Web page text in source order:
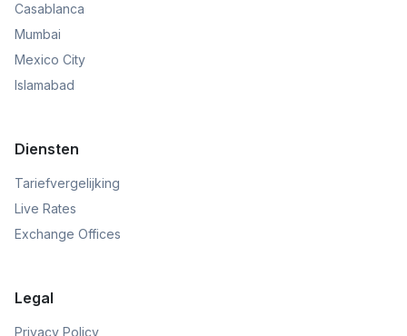
Casablanca
Mumbai
Mexico City
Islamabad
Diensten
Tariefvergelijking
Live Rates
Exchange Offices
Legal
Privacy Policy